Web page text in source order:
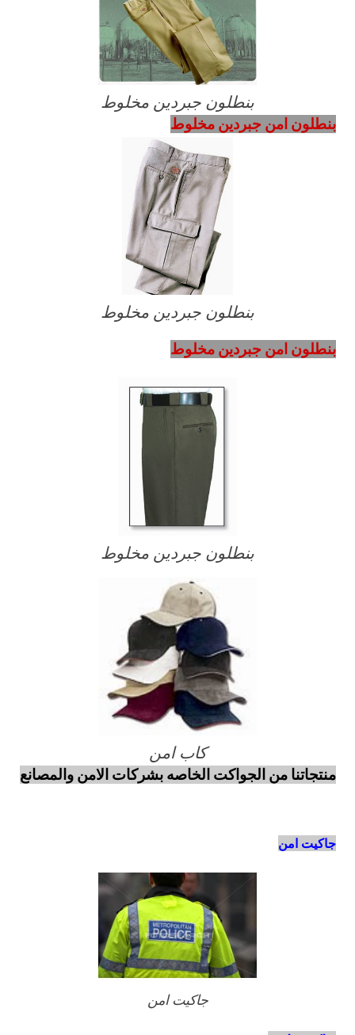
بنطلون جبردين مخلوط
بنطلون امن جبردين مخلوط
بنطلون جبردين مخلوط
بنطلون امن جبردين مخلوط
بنطلون جبردين مخلوط
كاب امن
منتجاتنا من الجواكت الخاصه بشركات الامن والمصانع
جاكيت امن
جاكيت امن